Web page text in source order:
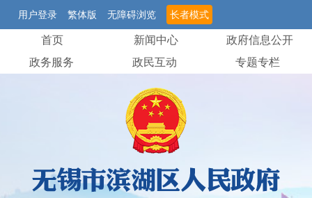
用户登录 繁体版 无障碍浏览 长者模式
首页 新闻中心
政府信息公开
政务服务
政民互动 专题专栏